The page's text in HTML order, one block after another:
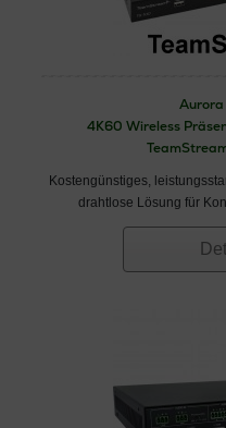
4K60 Wireless
Kostengünstiges,
drahtlose Lösung für